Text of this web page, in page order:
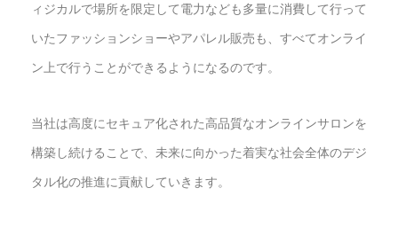
ィジカルで場所を限定して電力なども多量に消費して行って
いたファッションショーやアパレル販売も、すべてオンライ
ン上で行うことができるようになるのです。
当社は高度にセキュア化された高品質なオンラインサロンを
構築し続けることで、未来に向かった着実な社会全体のデジ
タル化の推進に貢献していきます。